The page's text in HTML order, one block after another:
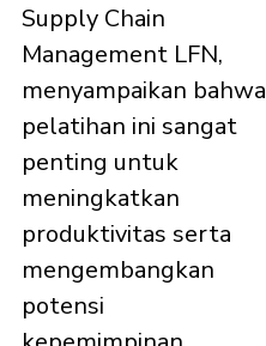
Supply Chain
Management LFN,
menyampaikan bahwa
pelatihan ini sangat
penting untuk
meningkatkan
produktivitas serta
mengembangkan
potensi